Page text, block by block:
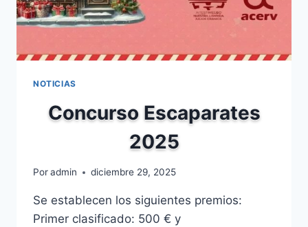
NOTICIAS
Concurso Escaparates
2025
Poradmin diciembre 29, 2025
Se establecen los siguientes premios:
Primer clasificado: 500 € y